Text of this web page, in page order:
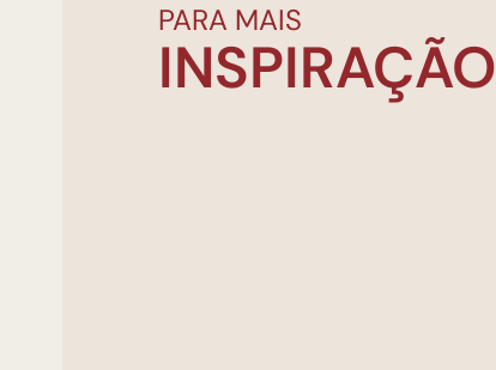
PARA MAIS
INSPIRAÇÃO